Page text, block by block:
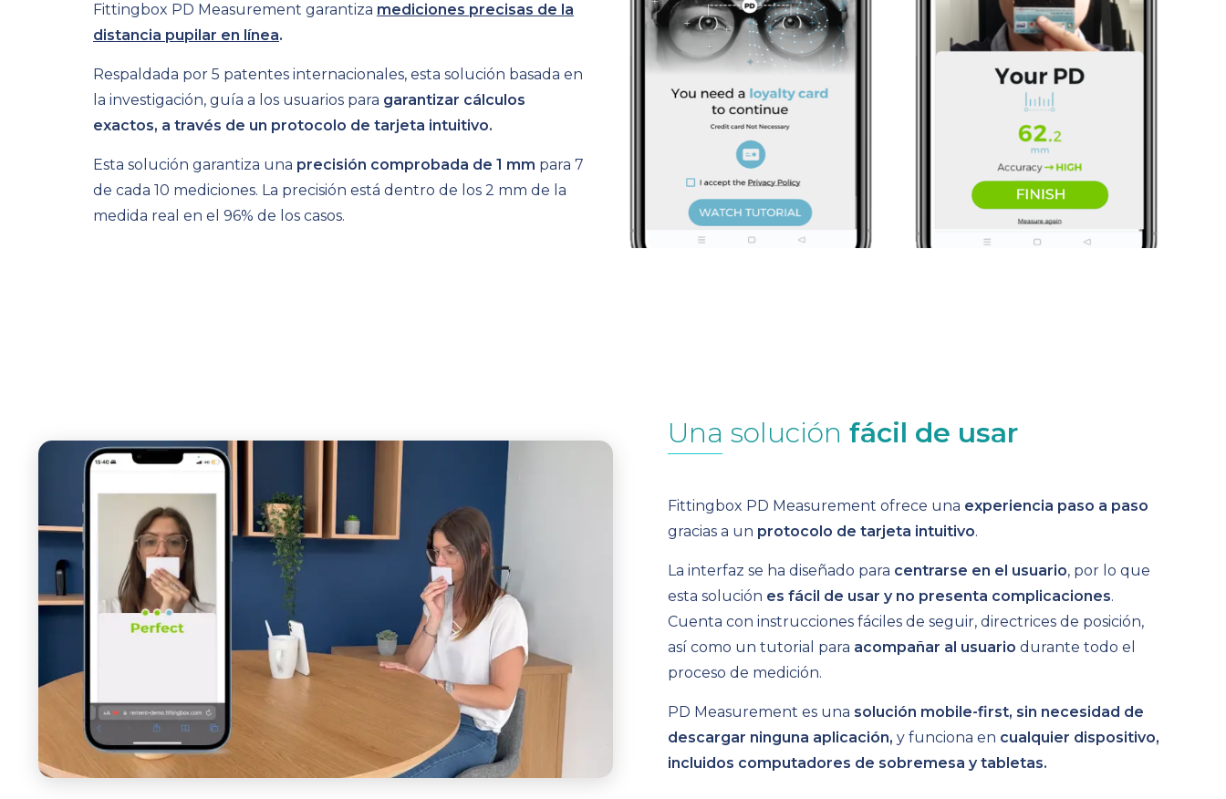
Fittingbox PD Measurement garantiza mediciones precisas de la
distancia pupilar en línea.
Respaldada por 5 patentes internacionales, esta solución basada en
la investigación, guía a los usuarios para garantizar cálculos
exactos, a través de un protocolo de tarjeta intuitivo.
Esta solución garantiza una precisión comprobada de 1 mm para 7
de cada 10 mediciones. La precisión está dentro de los 2 mm de la
medida real en el 96% de los casos.
Una solución fácil de usar
Fittingbox PD Measurement ofrece una experiencia paso a paso
gracias a un protocolo de tarjeta intuitivo.
La interfaz se ha diseñado para centrarse en el usuario, por lo que
esta solución es fácil de usar y no presenta complicaciones.
Cuenta con instrucciones fáciles de seguir, directrices de posición,
así como un tutorial para acompañar al usuario durante todo el
proceso de medición.
PD Measurement es una solución mobile-first, sin necesidad de
descargar ninguna aplicación, y funciona en cualquier dispositivo,
incluidos computadores de sobremesa y tabletas.